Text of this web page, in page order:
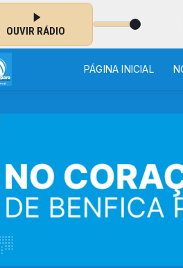
OUVIR RÁDIO
DA VILA - O ZORRO
PÁGINA INICIAL